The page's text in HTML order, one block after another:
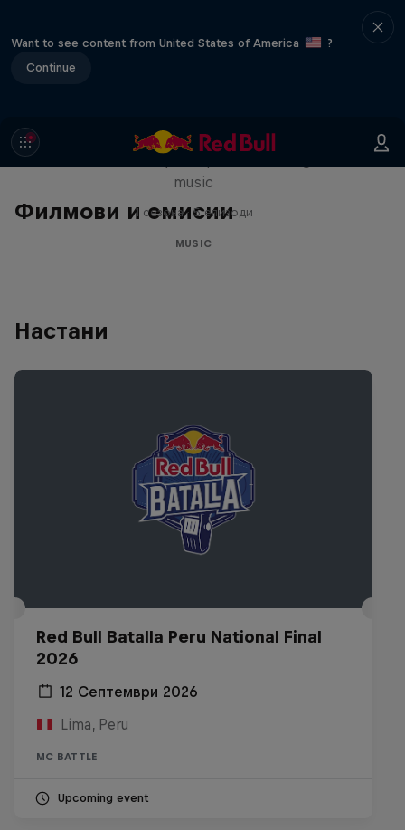
Want to see content from United States of America
?
Continue
Филмови и емисии
Diggin' in the Carts
music
1 сезона · 5 епизоди
MUSIC
Настани
Red Bull Batalla Peru National Final
2026
12 Септември 2026
Lima, Peru
MC BATTLE
Upcoming event